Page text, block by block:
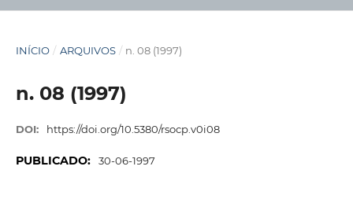
INÍCIO / ARQUIVOS / n. 08 (1997)
n. 08 (1997)
DOI: https://doi.org/10.5380/rsocp.v0i08
PUBLICADO: 30-06-1997